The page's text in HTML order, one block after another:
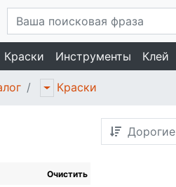
Краски Инструменты Клей
Краски
Дорогие
Очистить